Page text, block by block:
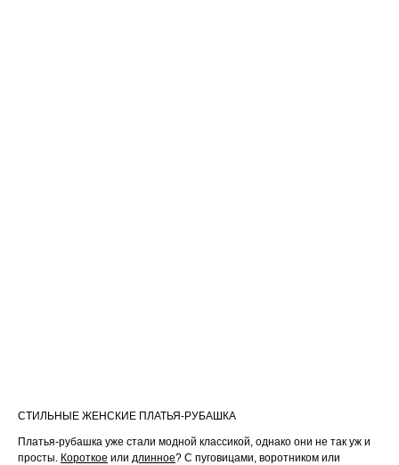
СТИЛЬНЫЕ ЖЕНСКИЕ ПЛАТЬЯ-РУБАШКА
Платья-рубашка уже стали модной классикой, однако они не так уж и
просты. Короткое или длинное? С пуговицами, воротником или